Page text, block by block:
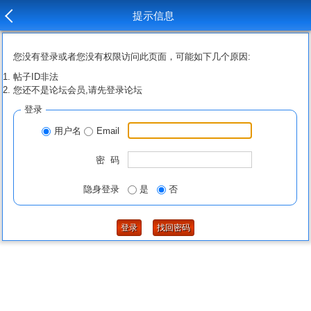
提示信息
您没有登录或者您没有权限访问此页面，可能如下几个原因:
帖子ID非法
您还不是论坛会员,请先登录论坛
登录
用户名 Email
密 码
隐身登录 是 否